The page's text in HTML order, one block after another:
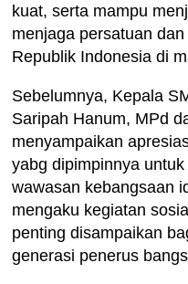
kuat, serta mampu
menjaga persatuan
Republik Indonesia di
Sebelumnya, Kepala
Saripah Hanum, MPd
menyampaikan
yabg dipimpinnya
wawasan kebangsaan
mengaku kegiatan
penting disampaikan
generasi penerus